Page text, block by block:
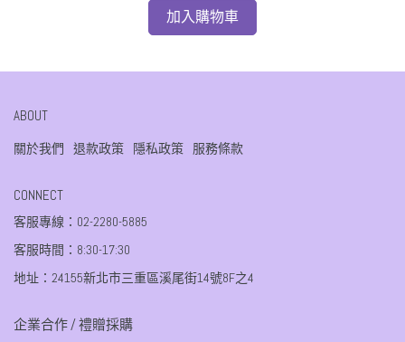
加入購物車
ABOUT
關於我們 退款政策 隱私政策 服務條款
CONNECT
客服專線：02-2280-5885
客服時間：8:30-17:30
地址：24155新北市三重區溪尾街14號8F之4
企業合作 / 禮贈採購